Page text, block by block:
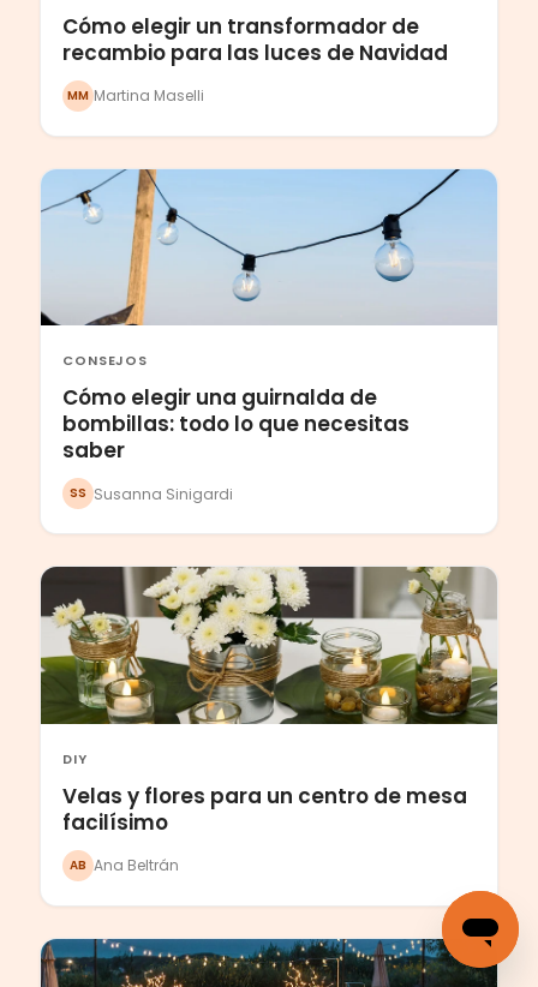
Cómo elegir un transformador de
recambio para las luces de Navidad
MM Martina Maselli
CONSEJOS
Cómo elegir una guirnalda de
bombillas: todo lo que necesitas
saber
SS Susanna Sinigardi
DIY
Velas y flores para un centro de mesa
facilísimo
AB Ana Beltrán